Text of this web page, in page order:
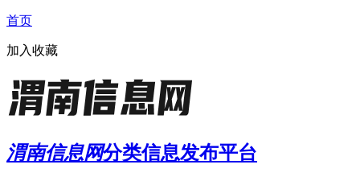
首页
加入收藏
渭南信息网分类信息发布平台